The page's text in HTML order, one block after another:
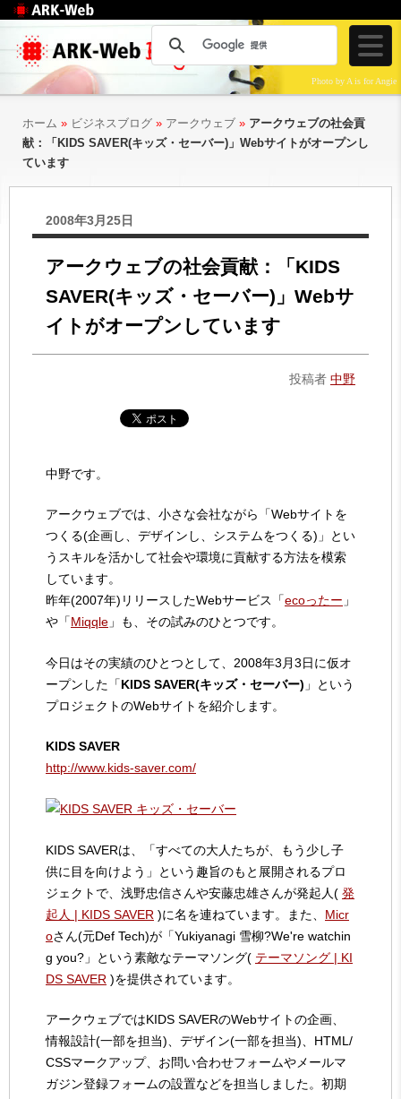
Web制作のアークウェ
ブ
ホーム » ビジネスブログ » アークウェブ » アークウェブの社会貢
献：「KIDS SAVER(キッズ・セーバー)」Webサイトがオープンし
ています
2008年3月25日
アークウェブの社会貢献：「KIDS
SAVER(キッズ・セーバー)」Webサ
イトがオープンしています
投稿者 中野
中野です。
アークウェブでは、小さな会社ながら「Webサイトを
つくる(企画し、デザインし、システムをつくる)」とい
うスキルを活かして社会や環境に貢献する方法を模索
しています。
昨年(2007年)リリースしたWebサービス「ecoったー 」
や「Miqqle 」も、その試みのひとつです。
今日はその実績のひとつとして、2008年3月3日に仮オ
ープンした「KIDS SAVER(キッズ・セーバー) 」という
プロジェクトのWebサイトを紹介します。
KIDS SAVER
http://www.kids-saver.com/
KIDS SAVERは、「すべての大人たちが、もう少し子
供に目を向けよう」という趣旨のもと展開されるプロ
ジェクトで、浅野忠信さんや安藤忠雄さんが発起人( 発
起人 | KIDS SAVER )に名を連ねています。また、 Micr
oさん(元Def Tech)が「Yukiyanagi 雪柳?We're watchin
g you?」という素敵なテーマソング( テーマソング | KI
DS SAVER )を提供されています。
アークウェブではKIDS SAVERのWebサイトの企画、
情報設計(一部を担当)、デザイン(一部を担当)、HTML/
CSSマークアップ、お問い合わせフォームやメールマ
ガジン登録フォームの設置などを担当しました。初期
Photo by A is for Angie